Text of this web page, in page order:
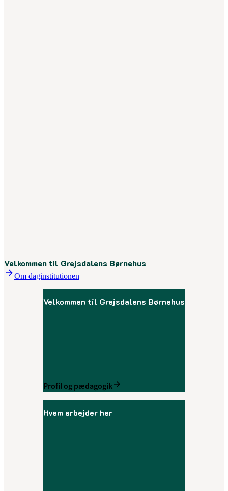
Velkommen til Grejsdalens Børnehus
Om daginstitutionen
Velkommen til Grejsdalens Børnehus
Profil og pædagogik
Hvem arbejder her